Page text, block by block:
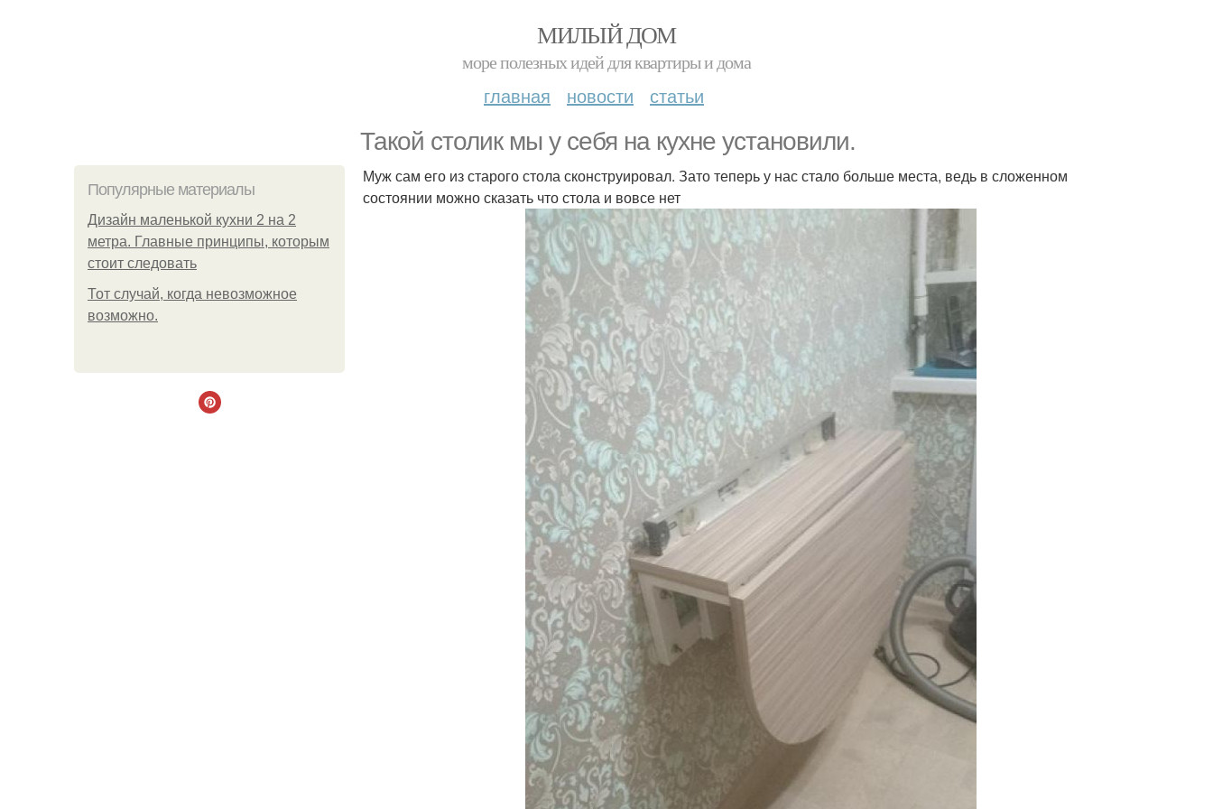
МИЛЫЙ ДОМ
море полезных идей для квартиры и дома
главная новости статьи
Такой столик мы у себя на кухне установили.
Популярные материалы
Дизайн маленькой кухни 2 на 2
метра. Главные принципы, которым
стоит следовать
Тот случай, когда невозможное
возможно.
Муж сам его из старого стола сконструировал. Зато теперь у нас стало больше места, ведь в сложенном
состоянии можно сказать что стола и вовсе нет